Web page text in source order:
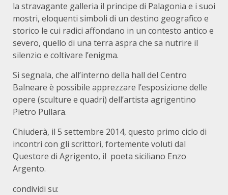
la stravagante galleria il principe di Palagonia e i suoi
mostri, eloquenti simboli di un destino geografico e
storico le cui radici affondano in un contesto antico e
severo, quello di una terra aspra che sa nutrire il
silenzio e coltivare l’enigma.
Si segnala, che all’interno della hall del Centro
Balneare è possibile apprezzare l’esposizione delle
opere (sculture e quadri) dell’artista agrigentino
Pietro Pullara.
Chiuderà, il 5 settembre 2014, questo primo ciclo di
incontri con gli scrittori, fortemente voluti dal
Questore di Agrigento, il poeta siciliano Enzo
Argento.
condividi su: